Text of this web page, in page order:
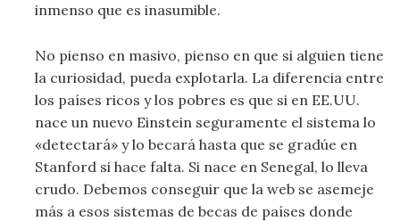
inmenso que es inasumible.
No pienso en masivo, pienso en que si alguien tiene
la curiosidad, pueda explotarla. La diferencia entre
los países ricos y los pobres es que si en EE.UU.
nace un nuevo Einstein seguramente el sistema lo
«detectará» y lo becará hasta que se gradúe en
Stanford si hace falta. Si nace en Senegal, lo lleva
crudo. Debemos conseguir que la web se asemeje
más a esos sistemas de becas de países donde